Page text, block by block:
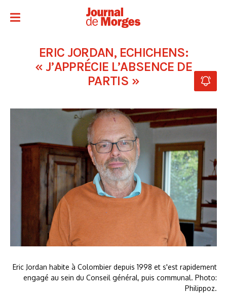
ERIC JORDAN, ECHICHENS:
« J’APPRÉCIE L’ABSENCE DE
PARTIS »
Eric Jordan habite à Colombier depuis 1998 et s'est rapidement
engagé au sein du Conseil général, puis communal. Photo:
Philippoz.